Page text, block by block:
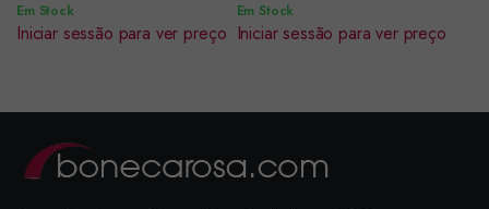
Em Stock
Iniciar sessão para ver preço
Em Stock
Iniciar sessão para ver preço